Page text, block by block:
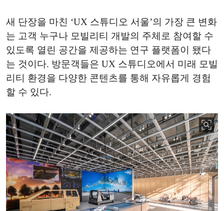
새 단장을 마친 ‘UX 스튜디오 서울’의 가장 큰 변화
는 고객 누구나 모빌리티 개발의 주체로 참여할 수
있도록 열린 공간을 제공하는 연구 플랫폼이 됐다
는 것이다. 방문객들은 UX 스튜디오에서 미래 모빌
리티 환경을 다양한 콘텐츠를 통해 자유롭게 경험
할 수 있다.